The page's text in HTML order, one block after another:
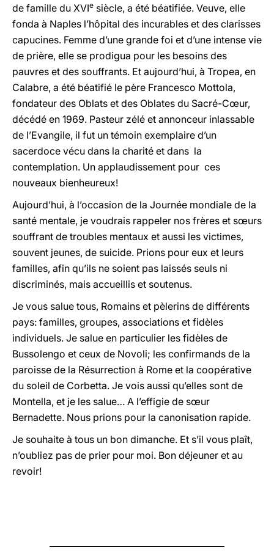
de famille du XVIe siècle, a été béatifiée. Veuve, elle
fonda à Naples l’hôpital des incurables et des clarisses
capucines. Femme d’une grande foi et d’une intense vie
de prière, elle se prodigua pour les besoins des
pauvres et des souffrants. Et aujourd’hui, à Tropea, en
Calabre, a été béatifié le père Francesco Mottola,
fondateur des Oblats et des Oblates du Sacré-Cœur,
décédé en 1969. Pasteur zélé et annonceur inlassable
de l’Evangile, il fut un témoin exemplaire d’un
sacerdoce vécu dans la charité et dans la
contemplation. Un applaudissement pour ces
nouveaux bienheureux!
Aujourd’hui, à l’occasion de la Journée mondiale de la
santé mentale, je voudrais rappeler nos frères et sœurs
souffrant de troubles mentaux et aussi les victimes,
souvent jeunes, de suicide. Prions pour eux et leurs
familles, afin qu’ils ne soient pas laissés seuls ni
discriminés, mais accueillis et soutenus.
Je vous salue tous, Romains et pèlerins de différents
pays: familles, groupes, associations et fidèles
individuels. Je salue en particulier les fidèles de
Bussolengo et ceux de Novoli; les confirmands de la
paroisse de la Résurrection à Rome et la coopérative
du soleil de Corbetta. Je vois aussi qu’elles sont de
Montella, et je les salue… A l’effigie de sœur
Bernadette. Nous prions pour la canonisation rapide.
Je souhaite à tous un bon dimanche. Et s’il vous plaît,
n’oubliez pas de prier pour moi. Bon déjeuner et au
revoir!